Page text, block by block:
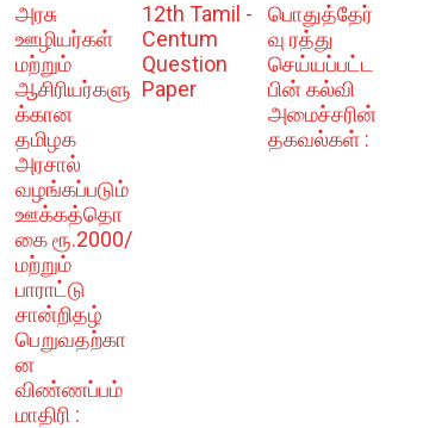
அரசு
ஊழியர்கள்
மற்றும்
ஆசிரியர்களு
க்கான
தமிழக
அரசால்
வழங்கப்படும்
ஊக்கத்தொ
கை ரூ.2000/
மற்றும்
பாராட்டு
சான்றிதழ்
பெறுவதற்கா
ன
விண்ணப்பம்
மாதிரி :
12th Tamil -
Centum
Question
Paper
பொதுத்தேர்
வு ரத்து
செய்யப்பட்ட
பின் கல்வி
அமைச்சரின்
தகவல்கள் :